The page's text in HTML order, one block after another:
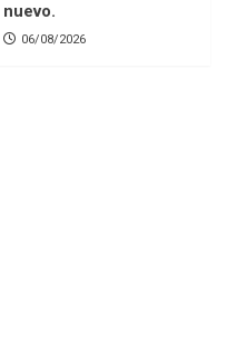
nuevo.
06/08/2026